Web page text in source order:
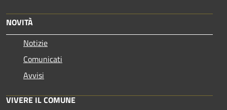
NOVITÀ
Notizie
Comunicati
Avvisi
VIVERE IL COMUNE